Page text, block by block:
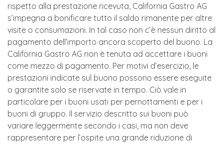
rispetto alla prestazione ricevuta, California Gastro AG
s’impegna a bonificare tutto il saldo rimanente per altre
visite o consumazioni. In tal caso non c’è nessun diritto al
pagamento dell’importo ancora scoperto del buono. La
California Gastro AG non è tenuta ad accettare i buoni
come mezzo di pagamento. Per motivi d’esercizio, le
prestazioni indicate sul buono possono essere eseguite
o garantite solo se riservate in tempo. Ciò vale in
particolare per i buoni usati per pernottamenti e per i
buoni di gruppo. Il servizio descritto sui buoni può
variare leggermente secondo i casi, ma non deve
rappresentare per l’ospite una grande riduzione di